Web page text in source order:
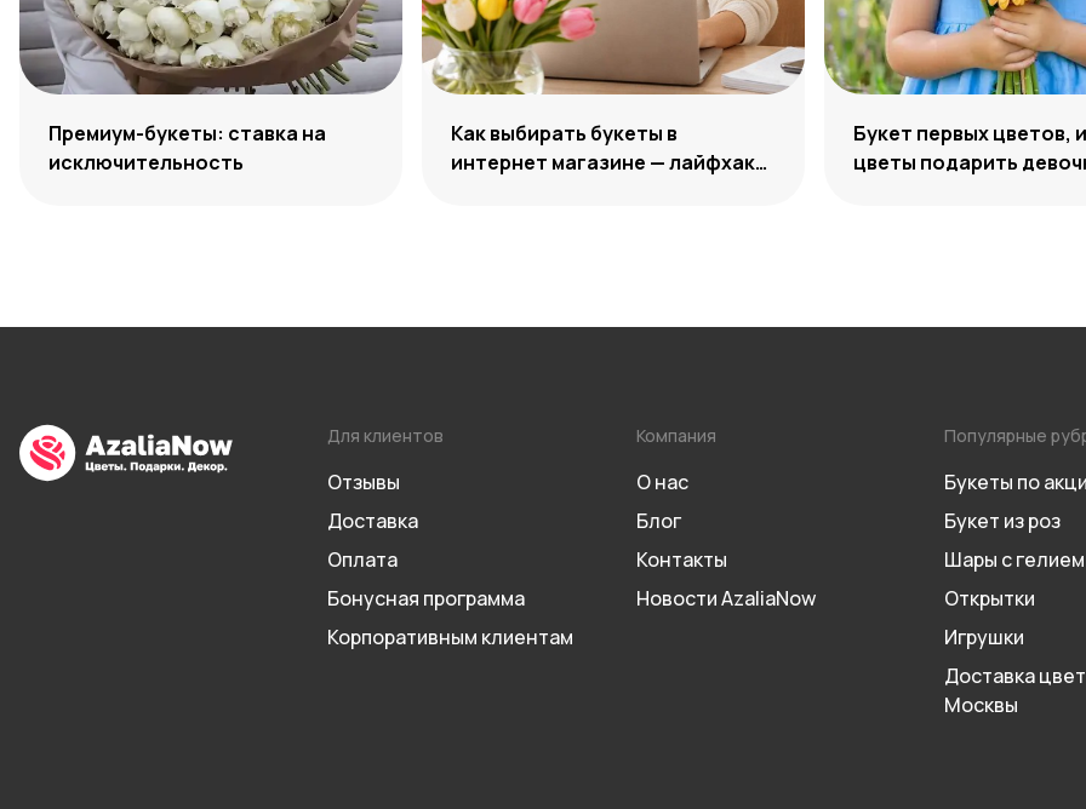
Премиум-букеты: ставка на
исключительность
Как выбирать букеты в
интернет магазине — лайфхаки
Букет первых цветов,
цветы подарить
Для клиентов
Отзывы
Доставка
Оплата
Бонусная программа
Корпоративным клиентам
Компания
О нас
Блог
Контакты
Новости AzaliaNow
Популярные
Букеты по
Букет из роз
Шары с гелием
Открытки
Игрушки
Доставка
Москвы